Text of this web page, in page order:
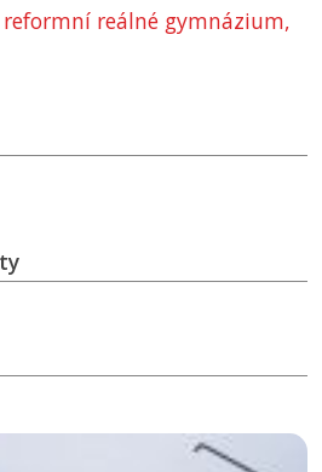
reformní reálné gymnázium,